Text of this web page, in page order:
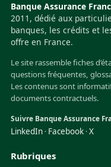
Banque Assurance
2011, dédié aux
banques, les crédits et
offre en France.
Le site rassemble fiches
questions fréquentes,
Les contenus sont
documents contractuels.
Suivre Banque Assurance
LinkedIn · Facebook ·X
Rubriques